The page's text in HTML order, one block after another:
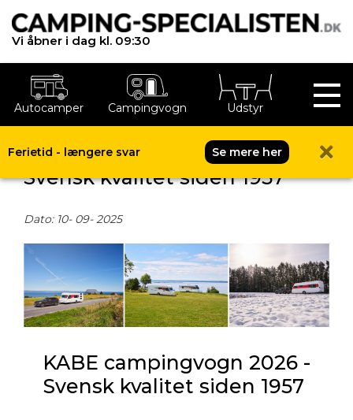
Vi åbner i dag kl. 09:30
Autocamper Campingvogn Udstyr
Ferietid - længere svar Se mere her
KABE campingvogn 2026 -
Svensk kvalitet siden 1957
Dato: 10- 09- 2025
KABE campingvogn 2026 -
Svensk kvalitet siden 1957